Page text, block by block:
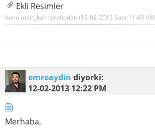
Ekli Resimler
Konu mert_kan tarafından (12-02-2013 Saat 11:49 AM
emreaydin diyorki:
12-02-2013 12:22 PM
Merhaba,